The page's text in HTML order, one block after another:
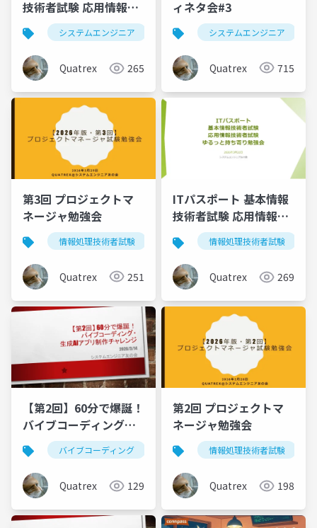
技術者試験 応用情報技
術者試験 ゆるっと持ち
寄り勉強会
システムエンジニア 情報処理技術者試験 itパスポ
Quatrex 265
ィネタ会#3
システムエンジニア
Quatrex 715
第3回 プロジェクトマ
ネージャ勉強会
情報処理技術者試験 プロジェクトマネージャ
Quatrex 251
ITパスポート 基本情報
技術者試験 応用情報技
術者試験 ゆるっと持ち
寄り勉強会
情報処理技術者試験
Quatrex 269
【第2回】60分で爆誕！
バイブコーディング・
生成AIアプリ制作
バイブコーディング aiエージェント
Quatrex 129
第2回 プロジェクトマ
ネージャ勉強会
情報処理技術者試験
Quatrex 198